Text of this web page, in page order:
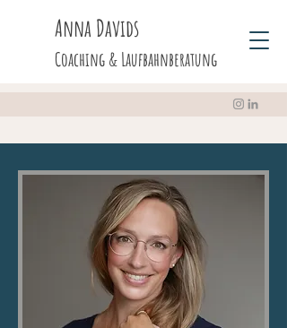
Coaching & Laufbahnberatung
Anna Davids